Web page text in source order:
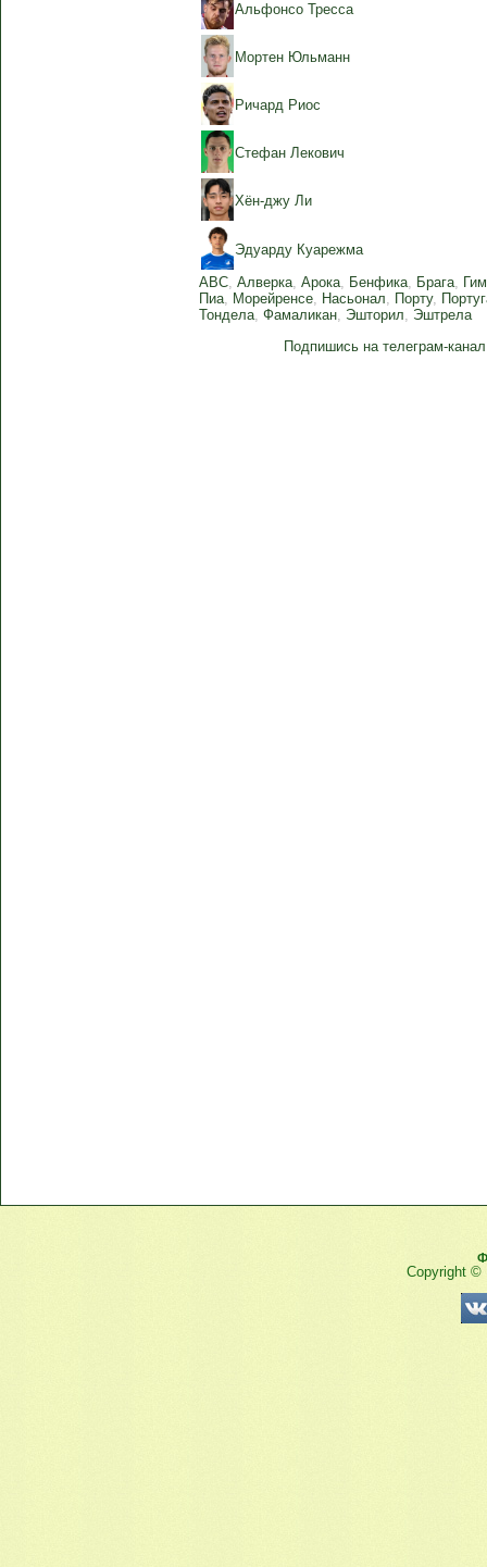
Альфонсо Тресса
Мортен Юльманн
Ричард Риос
Стефан Лекович
Хён-джу Ли
Эдуарду Куарежма
АВС,Алверка,Арока, Бенфика, Брага,
Пиа, Морейренсе, Насьонал, Порту,
Тондела,Фамаликан, Эшторил, Эштрела
Подпишись на телеграм-
Copyright ©